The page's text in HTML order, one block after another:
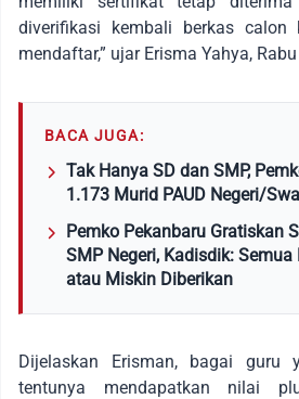
diverifikasi kembali berkas calon
mendaftar,” ujar Erisma Yahya,
BACA JUGA:
Tak Hanya SD dan SMP,
1.173 Murid PAUD Negeri/
Pemko Pekanbaru Gratiskan
SMP Negeri, Kadisdik:
atau Miskin Diberikan
Dijelaskan Erisman, bagai guru
tentunya mendapatkan nilai